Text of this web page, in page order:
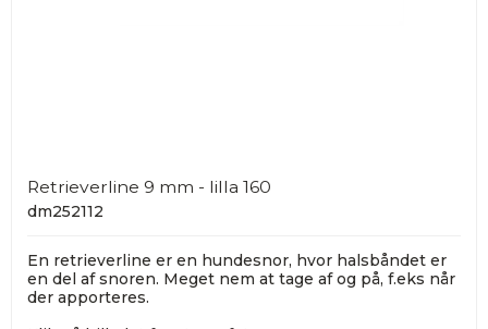
Retrieverline 9 mm - lilla 160
dm252112
En retrieverline er en hundesnor, hvor halsbåndet er
en del af snoren. Meget nem at tage af og på, f.eks når
der apporteres.